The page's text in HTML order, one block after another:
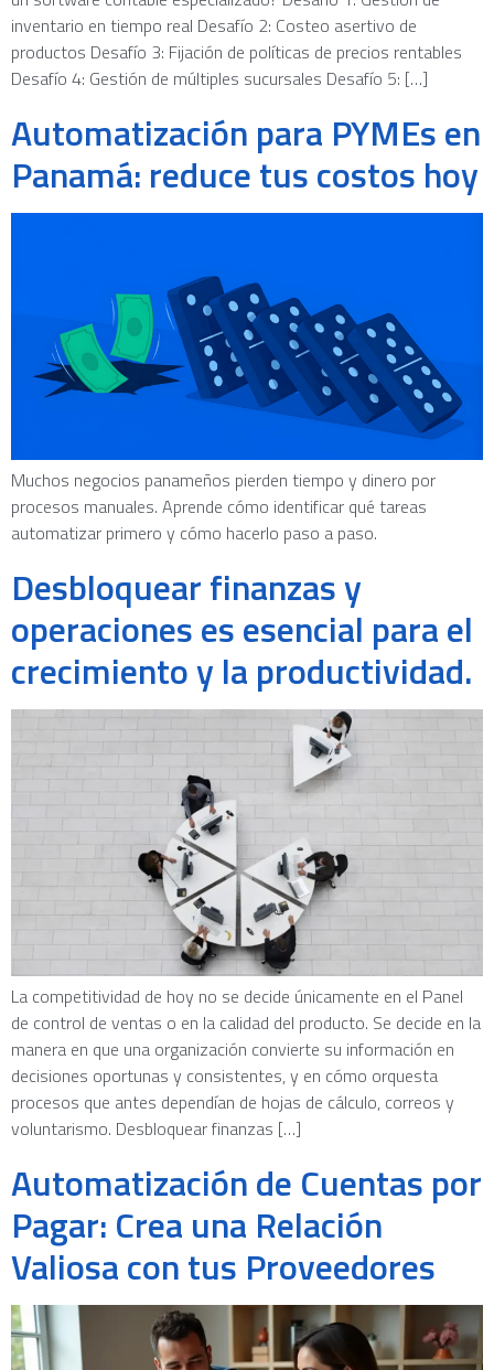
inventario en tiempo real Desafío 2: Costeo asertivo de
productos Desafío 3: Fijación de políticas de precios rentables
Desafío 4: Gestión de múltiples sucursales Desafío 5: […]
Automatización para PYMEs en
Panamá: reduce tus costos hoy
Muchos negocios panameños pierden tiempo y dinero por
procesos manuales. Aprende cómo identificar qué tareas
automatizar primero y cómo hacerlo paso a paso.
Desbloquear finanzas y
operaciones es esencial para el
crecimiento y la productividad.
La competitividad de hoy no se decide únicamente en el Panel
de control de ventas o en la calidad del producto. Se decide en la
manera en que una organización convierte su información en
decisiones oportunas y consistentes, y en cómo orquesta
procesos que antes dependían de hojas de cálculo, correos y
voluntarismo. Desbloquear finanzas […]
Automatización de Cuentas por
Pagar: Crea una Relación
Valiosa con tus Proveedores